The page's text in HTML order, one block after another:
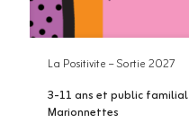
La Positivite – Sortie 2027
3-11 ans et public familial
Marionnettes